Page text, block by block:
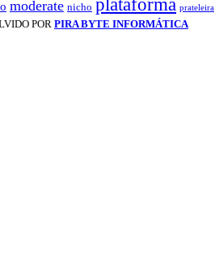
moderate nicho plataforma prateleira
POR PIRA BYTE INFORMÁTICA